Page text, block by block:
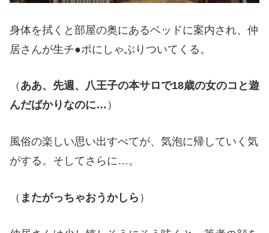
身体を拭くと部屋の奥にあるベッドに案内され、仲
居さんが生チ●ポにしゃぶりついてくる。
（ ああ、先週、八王子の本サロで18歳の女のコと遊
んだばかりなのに… ）
風俗の楽しい思い出すべてが、気泡に帰していく気
がする。そしてさらに…。
（ またがっちゃおうかしら ）